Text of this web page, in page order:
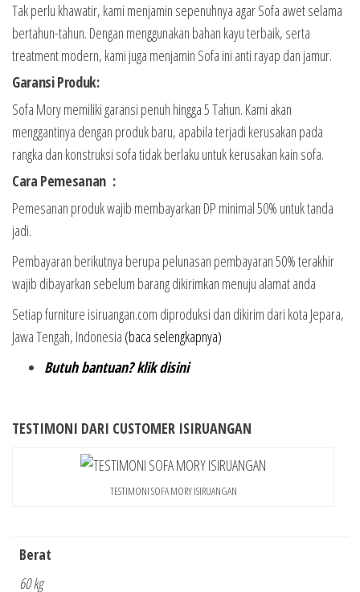
Tak perlu khawatir, kami menjamin sepenuhnya agar Sofa awet selama
bertahun-tahun. Dengan menggunakan bahan kayu terbaik, serta
treatment modern, kami juga menjamin Sofa ini anti rayap dan jamur.
Garansi Produk:
Sofa Mory memiliki garansi penuh hingga 5 Tahun. Kami akan
menggantinya dengan produk baru, apabila terjadi kerusakan pada
rangka dan konstruksi sofa tidak berlaku untuk kerusakan kain sofa.
Cara Pemesanan :
Pemesanan produk wajib membayarkan DP minimal 50% untuk tanda
jadi.
Pembayaran berikutnya berupa pelunasan pembayaran 50% terakhir
wajib dibayarkan sebelum barang dikirimkan menuju alamat anda
Setiap furniture isiruangan.com diproduksi dan dikirim dari kota Jepara,
Jawa Tengah, Indonesia (baca selengkapnya)
Butuh bantuan? klik disini
TESTIMONI DARI CUSTOMER ISIRUANGAN
TESTIMONI SOFA MORY ISIRUANGAN
Berat
60 kg